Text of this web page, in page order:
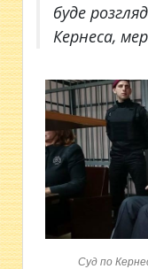
буде
Кернеса,
Суд по